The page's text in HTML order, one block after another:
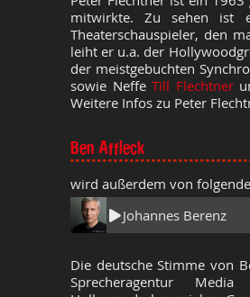
mitwirkte. Zu sehen ist
Theaterschauspieler, den
leiht er u.a. der
der meistgebuchten
sowie NeffeTill Flechtner
Weitere Infos zu Peter
Ben Affleck
wird außerdem von
Johannes Berenz
Die deutsche Stimme von
Sprecheragentur